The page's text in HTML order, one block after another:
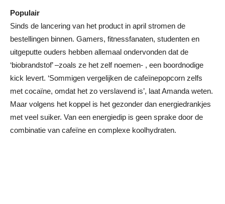
Populair
Sinds de lancering van het product in april stromen de
bestellingen binnen. Gamers, fitnessfanaten, studenten en
uitgeputte ouders hebben allemaal ondervonden dat de
‘biobrandstof’ –zoals ze het zelf noemen- , een boordnodige
kick levert. ‘Sommigen vergelijken de cafeïnepopcorn zelfs
met cocaïne, omdat het zo verslavend is’, laat Amanda weten.
Maar volgens het koppel is het gezonder dan energiedrankjes
met veel suiker. Van een energiedip is geen sprake door de
combinatie van cafeïne en complexe koolhydraten.